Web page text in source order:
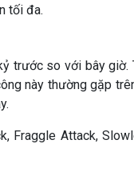
tối đa.
trước so với bây giờ.
này thường gặp
Fraggle Attack,